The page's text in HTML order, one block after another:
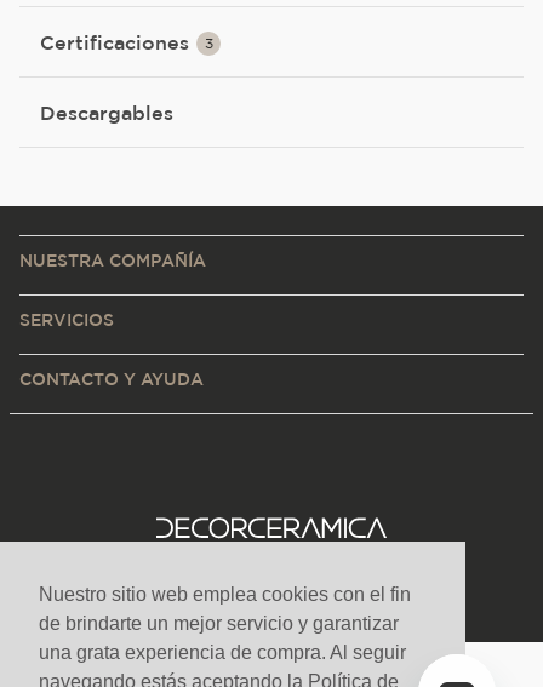
Nuestro sitio web emplea cookies con el fin
de brindarte un mejor servicio y garantizar
una grata experiencia de compra. Al seguir
navegando estás aceptando la Política de
Certificaciones 3
Descargables
NUESTRA COMPAÑÍA
SERVICIOS
CONTACTO Y AYUDA